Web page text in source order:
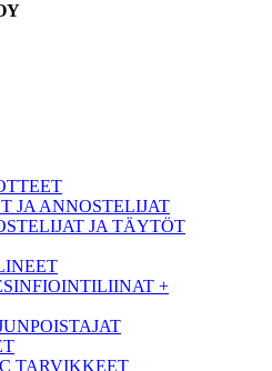
JA ANNOSTELIJAT
JA TÄYTÖT
+
TARVIKKEET